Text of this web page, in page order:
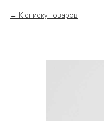
К списку товаров